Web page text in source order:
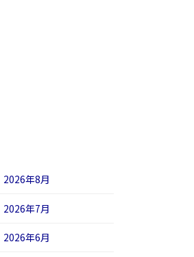
2026年8月
2026年7月
2026年6月